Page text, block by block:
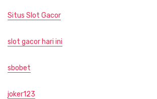
Situs Slot Gacor
slot gacor hari ini
sbobet
joker123